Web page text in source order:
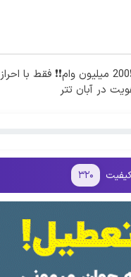
❗❗200 میلیون وام❗❗ فقط با احراز
در آبان تتر
۳۲۰